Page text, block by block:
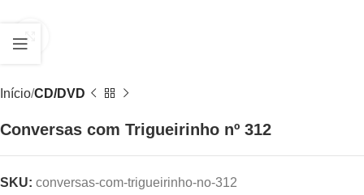
Início CD/DVD
Conversas com Trigueirinho nº 312
SKU: conversas-com-trigueirinho-no-312